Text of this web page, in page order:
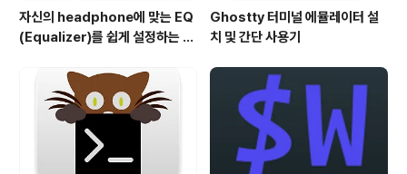
자신의 headphone에 맞는 EQ
(Equalizer)를 쉽게 설정하는 방
Ghostty 터미널 에뮬레이터 설
치 및 간단 사용기